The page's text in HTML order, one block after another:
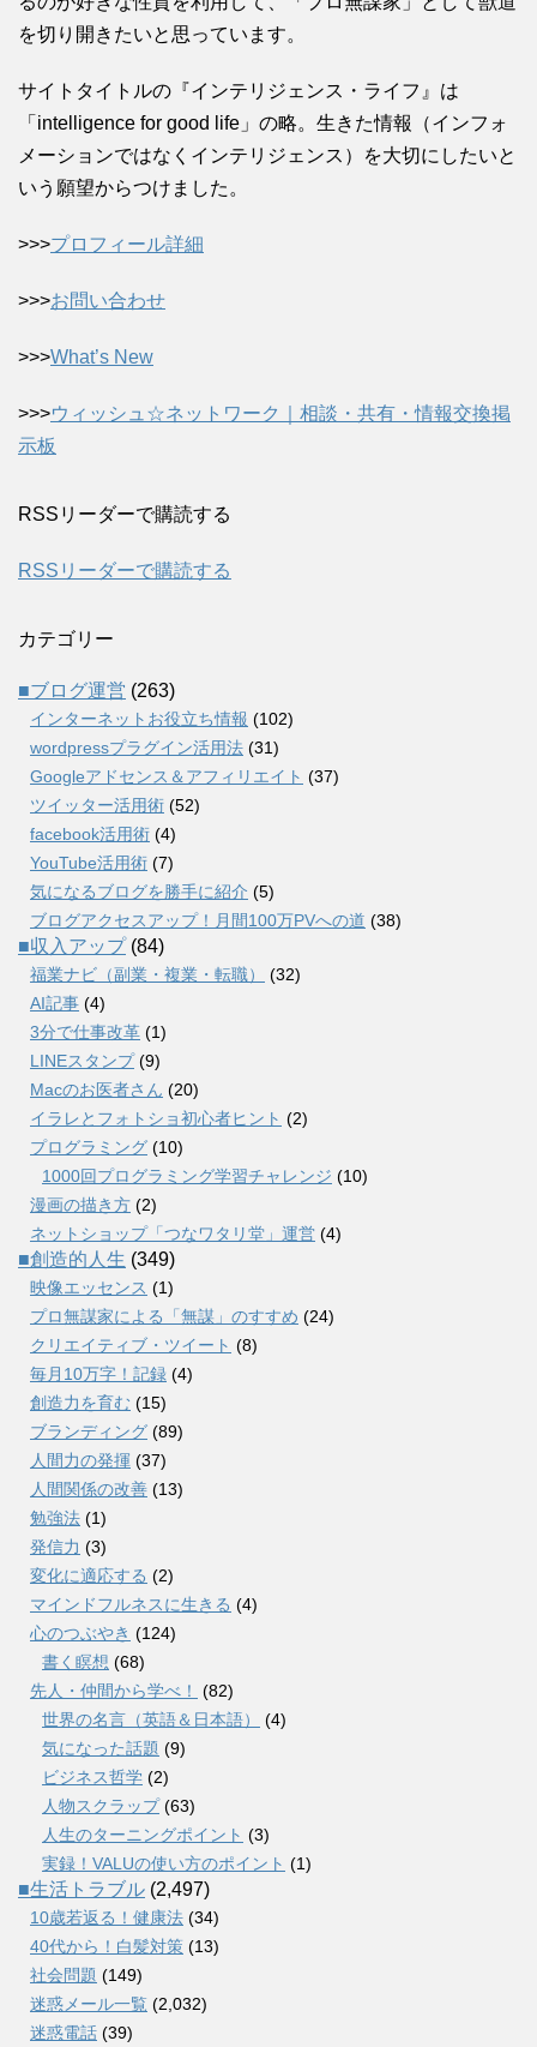
を切り開きたいと思っています。
サイトタイトルの『インテリジェンス・ライフ』は
「intelligence for good life」の略。生きた情報（インフォ
メーションではなくインテリジェンス）を大切にしたいと
いう願望からつけました。
>>>プロフィール詳細
>>>お問い合わせ
>>>What’s New
>>>ウィッシュ☆ネットワーク｜相談・共有・情報交換掲
示板
RSSリーダーで購読する
RSSリーダーで購読する
カテゴリー
■ブログ運営 (263)
インターネットお役立ち情報 (102)
wordpressプラグイン活用法 (31)
Googleアドセンス＆アフィリエイト (37)
ツイッター活用術 (52)
facebook活用術 (4)
YouTube活用術 (7)
気になるブログを勝手に紹介 (5)
ブログアクセスアップ！月間100万PVへの道 (38)
■収入アップ(84)
福業ナビ（副業・複業・転職）
(32)
AI記事 (4)
3分で仕事改革 (1)
LINEスタンプ(9)
Macのお医者さん (20)
イラレとフォトショ初心者ヒント (2)
プログラミング (10)
1000回プログラミング学習チャレンジ (10)
漫画の描き方 (2)
ネットショップ「つなワタリ堂」運営 (4)
■創造的人生 (349)
映像エッセンス (1)
プロ無謀家による「無謀」のすすめ (24)
クリエイティブ・ツイート (8)
毎月10万字！記録 (4)
創造力を育む (15)
ブランディング (89)
人間力の発揮 (37)
人間関係の改善 (13)
勉強法 (1)
発信力 (3)
変化に適応する (2)
マインドフルネスに生きる (4)
心のつぶやき (124)
書く瞑想 (68)
先人・仲間から学べ！
(82)
世界の名言（英語＆日本語）
(4)
気になった話題 (9)
ビジネス哲学 (2)
人物スクラップ(63)
人生のターニングポイント (3)
実録！VALUの使い方のポイント (1)
■生活トラブル (2,497)
10歳若返る！健康法 (34)
40代から！白髪対策 (13)
社会問題 (149)
迷惑メール一覧 (2,032)
迷惑電話 (39)